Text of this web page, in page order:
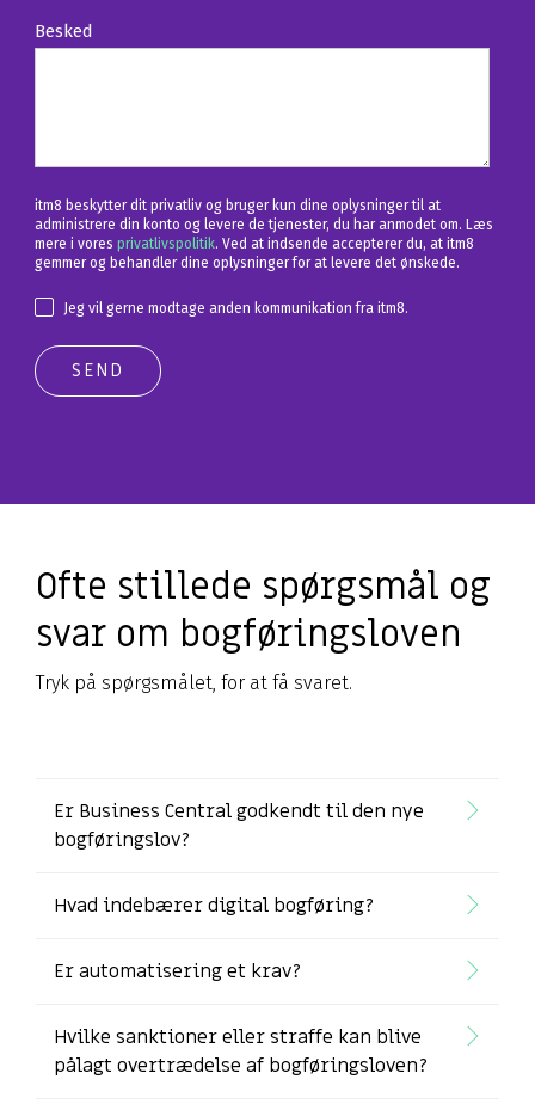
Besked
itm8 beskytter dit privatliv og bruger kun dine oplysninger til at
administrere din konto og levere de tjenester, du har anmodet om. Læs
mere i vores privatlivspolitik. Ved at indsende accepterer du, at itm8
gemmer og behandler dine oplysninger for at levere det ønskede.
Jeg vil gerne modtage anden kommunikation fra itm8.
Ofte stillede spørgsmål og
svar om bogføringsloven
Tryk på spørgsmålet, for at få svaret.
Er Business Central godkendt til den nye
bogføringslov?
Hvad indebærer digital bogføring?
Er automatisering et krav?
Hvilke sanktioner eller straffe kan blive
pålagt overtrædelse af bogføringsloven?